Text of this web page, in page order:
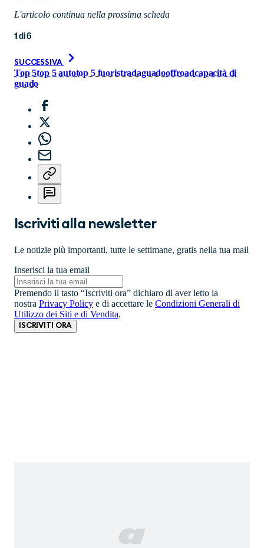
L'articolo continua nella prossima scheda
1di6
SUCCESSIVA
Top 5top 5 autotop 5 fuoristradaguadooffroadcapacità di
guado
Iscriviti alla newsletter
Le notizie più importanti, tutte le settimane, gratis nella tua mail
Inserisci la tua email
Premendo il tasto “Iscriviti ora” dichiaro di aver letto la
nostra Privacy Policy e di accettare le Condizioni Generali di
Utilizzo dei Siti e di Vendita.
ISCRIVITI ORA